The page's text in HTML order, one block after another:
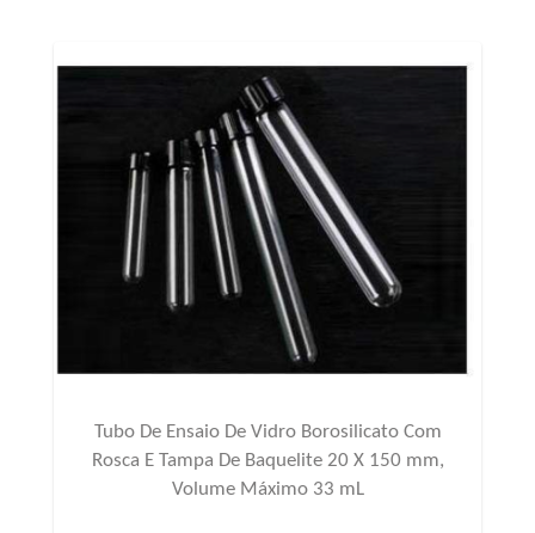
Tubo De Ensaio De Vidro Borosilicato Com
Rosca E Tampa De Baquelite 20 X 150 mm,
Volume Máximo 33 mL